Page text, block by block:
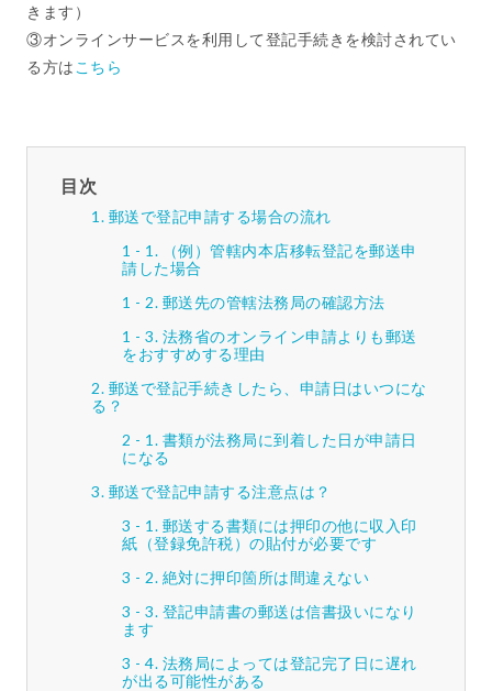
きます）
③オンラインサービスを利用して登記手続きを検討されてい
る方は こちら
目次
郵送で登記申請する場合の流れ
（例）管轄内本店移転登記を郵送申
請した場合
郵送先の管轄法務局の確認方法
法務省のオンライン申請よりも郵送
をおすすめする理由
郵送で登記手続きしたら、申請日はいつにな
る？
書類が法務局に到着した日が申請日
になる
郵送で登記申請する注意点は？
郵送する書類には押印の他に収入印
紙（登録免許税）の貼付が必要です
絶対に押印箇所は間違えない
登記申請書の郵送は信書扱いになり
ます
法務局によっては登記完了日に遅れ
が出る可能性がある